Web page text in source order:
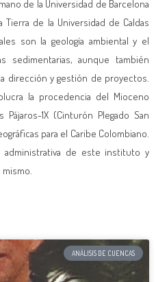
de la Universidad de Barcelona
Tierra de la Universidad de Caldas
son la geología ambiental y el
sedimentarias, aunque también
dirección y gestión de proyectos.
la procedencia del Mioceno
1X (Cinturón Plegado San
para el Caribe Colombiano.
administrativa de este instituto y
ANÁLISIS DE CUENCAS